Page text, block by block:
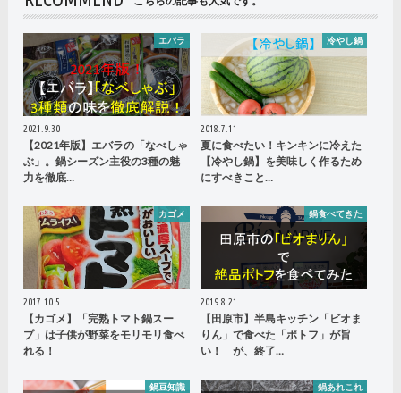
エバラ
2021.9.30
【2021年版】エバラの「なべしゃ
ぶ」。鍋シーズン主役の3種の魅
力を徹底…
冷やし鍋
2018.7.11
夏に食べたい！キンキンに冷えた
【冷やし鍋】を美味しく作るため
にすべきこと…
カゴメ
2017.10.5
【カゴメ】「完熟トマト鍋スー
プ」は子供が野菜をモリモリ食べ
れる！
鍋食べてきた
2019.8.21
【田原市】半島キッチン「ビオま
りん」で食べた「ポトフ」が旨
い！ が、終了…
鍋豆知識 鍋あれこれ